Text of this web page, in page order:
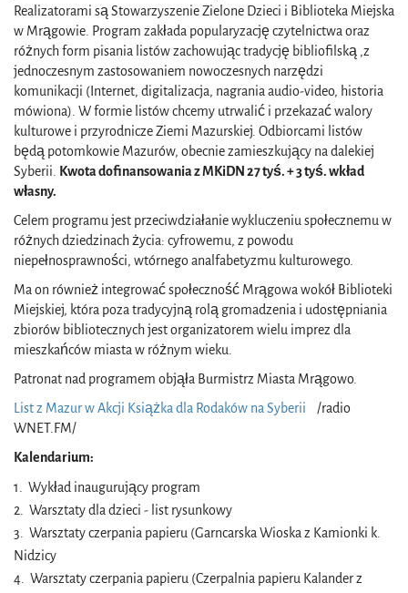
Realizatorami są Stowarzyszenie Zielone Dzieci i Biblioteka Miejska
w Mrągowie. Program zakłada popularyzację czytelnictwa oraz
różnych form pisania listów zachowując tradycję bibliofilską ,z
jednoczesnym zastosowaniem nowoczesnych narzędzi
komunikacji (Internet, digitalizacja, nagrania audio-video, historia
mówiona). W formie listów chcemy utrwalić i przekazać walory
kulturowe i przyrodnicze Ziemi Mazurskiej. Odbiorcami listów
będą potomkowie Mazurów, obecnie zamieszkujący na dalekiej
Syberii. Kwota dofinansowania z MKiDN 27 tyś. + 3 tyś. wkład
własny.
Celem programu jest przeciwdziałanie wykluczeniu społecznemu w
różnych dziedzinach życia: cyfrowemu, z powodu
niepełnosprawności, wtórnego analfabetyzmu kulturowego.
Ma on również integrować społeczność Mrągowa wokół Biblioteki
Miejskiej, która poza tradycyjną rolą gromadzenia i udostępniania
zbiorów bibliotecznych jest organizatorem wielu imprez dla
mieszkańców miasta w różnym wieku.
Patronat nad programem objąła Burmistrz Miasta Mrągowo.
List z Mazur w Akcji Książka dla Rodaków na Syberii /radio
WNET.FM/
Kalendarium:
1. Wykład inaugurujący program
2. Warsztaty dla dzieci - list rysunkowy
3. Warsztaty czerpania papieru (Garncarska Wioska z Kamionki k.
Nidzicy
4. Warsztaty czerpania papieru (Czerpalnia papieru Kalander z